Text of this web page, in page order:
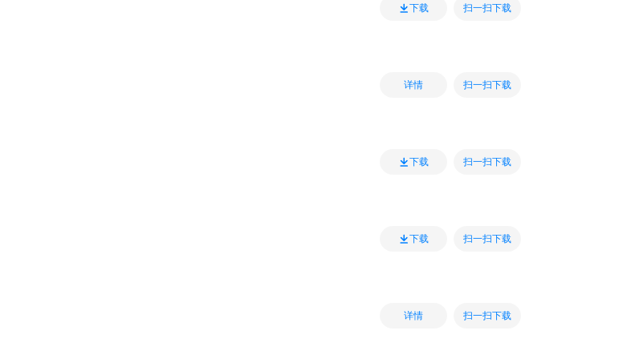
下载 扫一扫下载
详情 扫一扫下载
下载 扫一扫下载
下载 扫一扫下载
详情 扫一扫下载